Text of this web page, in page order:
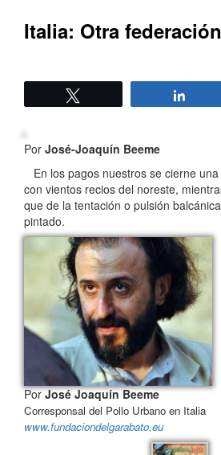
Italia: Otra federación
Por José-Joaquín Beeme
En los pagos nuestros se cierne
con vientos recios del noreste,
que de la tentación o pulsión
pintado.
PorJosé Joaquín Beeme
Corresponsal del Pollo Urbano en Italia
www.fundaciondelgarabato.eu